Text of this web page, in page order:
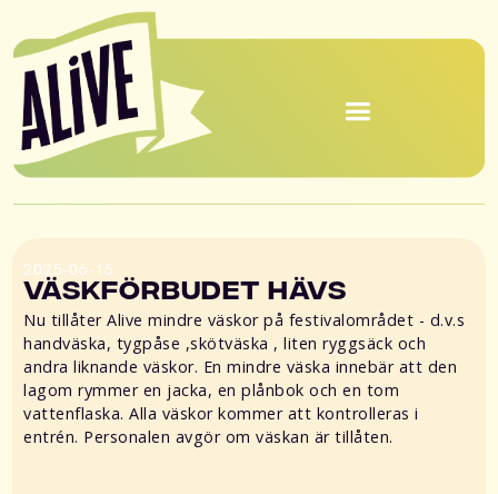
2025-06-15
Väskförbudet Hävs
Nu tillåter Alive mindre väskor på festivalområdet - d.v.s
handväska, tygpåse ,skötväska , liten ryggsäck och
andra liknande väskor. En mindre väska innebär att den
lagom rymmer en jacka, en plånbok och en tom
vattenflaska. Alla väskor kommer att kontrolleras i
entrén. Personalen avgör om väskan är tillåten.